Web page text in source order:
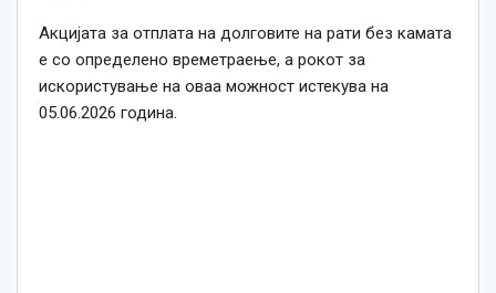
Акцијата за отплата на долговите на рати без камата
е со определено времетраење, а рокот за
искористување на оваа можност истекува на
05.06.2026 година.